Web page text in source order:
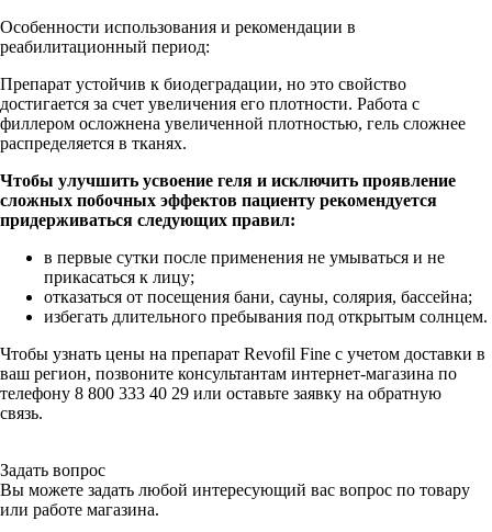
Особенности использования и рекомендации в
реабилитационный период:
Препарат устойчив к биодеградации, но это свойство
достигается за счет увеличения его плотности. Работа с
филлером осложнена увеличенной плотностью, гель сложнее
распределяется в тканях.
Чтобы улучшить усвоение геля и исключить проявление
сложных побочных эффектов пациенту рекомендуется
придерживаться следующих правил:
в первые сутки после применения не умываться и не
прикасаться к лицу;
отказаться от посещения бани, сауны, солярия, бассейна;
избегать длительного пребывания под открытым солнцем.
Чтобы узнать цены на препарат Revofil Fine с учетом доставки в
ваш регион, позвоните консультантам интернет-магазина по
телефону 8 800 333 40 29 или оставьте заявку на обратную
связь.
Задать вопрос
Вы можете задать любой интересующий вас вопрос по товару
или работе магазина.